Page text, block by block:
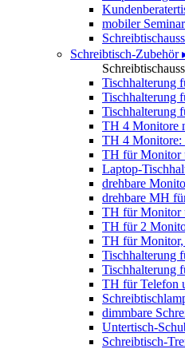
mobiler
Schreibtisch-Zubehör
Tischhalterung
Tischhalterung
Tischhalterung
TH 4 Monitore
TH 4 Monitore:
TH für Monitor
Laptop-
drehbare
drehbare MH
TH für Monitor
TH für 2
TH für Monitor,
Tischhalterung
Tischhalterung
TH für Telefon
dimmbare
Untertisch-
Schreibtisch-